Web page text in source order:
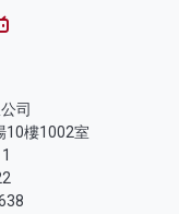
司
10樓1002室